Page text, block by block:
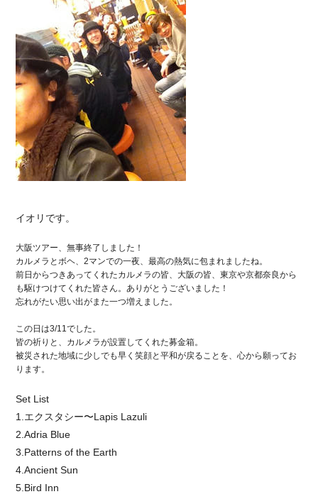
イオリです。
大阪ツアー、無事終了しました！
カルメラとボヘ、2マンでの一夜、最高の熱気に包まれましたね。
前日からつきあってくれたカルメラの皆、大阪の皆、東京や京都奈良から
も駆けつけてくれた皆さん。ありがとうございました！
忘れがたい思い出がまた一つ増えました。
この日は3/11でした。
皆の祈りと、カルメラが設置してくれた募金箱。
被災された地域に少しでも早く笑顔と平和が戻ることを、心から願ってお
ります。
Set List
1.エクスタシー〜Lapis Lazuli
2.Adria Blue
3.Patterns of the Earth
4.Ancient Sun
5.Bird Inn